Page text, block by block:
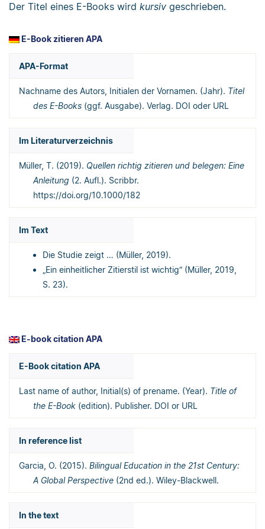
Der Titel eines E-Books wird kursiv geschrieben.
E-Book zitieren APA
APA-Format
Nachname des Autors, Initialen der Vornamen. (Jahr). Titel
des E-Books (ggf. Ausgabe). Verlag. DOI oder URL
Im Literaturverzeichnis
Müller, T. (2019). Quellen richtig zitieren und belegen: Eine
Anleitung (2. Aufl.). Scribbr.
https://doi.org/10.1000/182
Im Text
Die Studie zeigt … (Müller, 2019).
„Ein einheitlicher Zitierstil ist wichtig“ (Müller, 2019,
S. 23).
E-book citation APA
E-Book citation APA
Last name of author, Initial(s) of prename. (Year). Title of
the E-Book (edition). Publisher. DOI or URL
In reference list
Garcia, O. (2015). Bilingual Education in the 21st Century:
A Global Perspective (2nd ed.). Wiley-Blackwell.
In the text